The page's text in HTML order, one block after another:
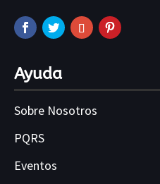
Ayuda
Sobre Nosotros
PQRS
Eventos